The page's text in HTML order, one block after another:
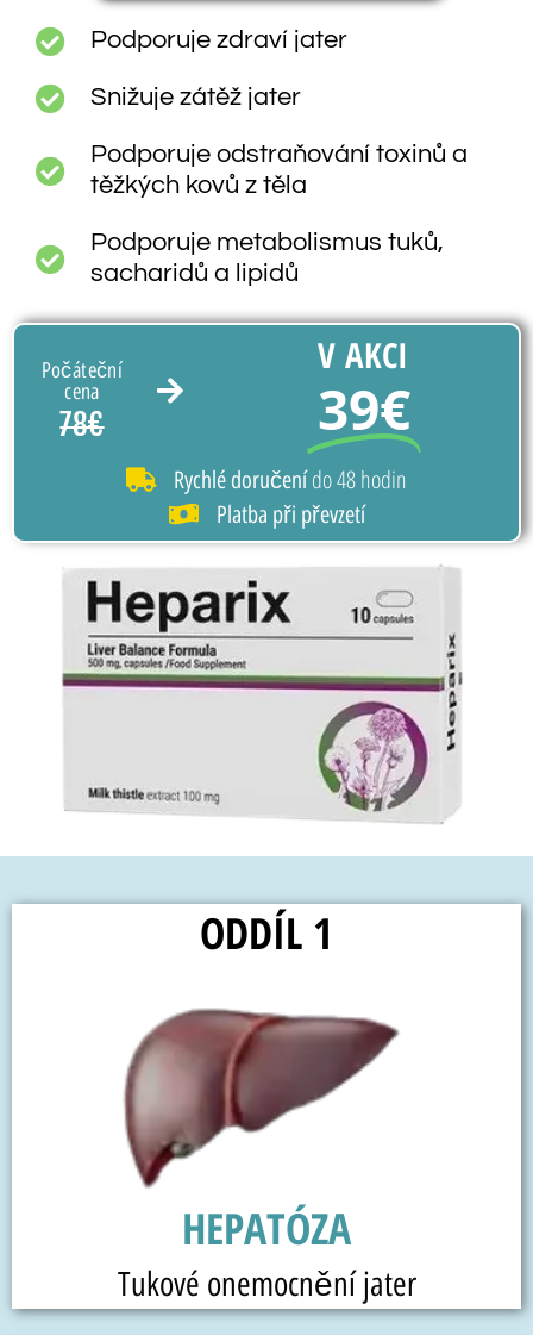
Podporuje zdraví jater
Snižuje zátěž jater
Podporuje odstraňování toxinů a
těžkých kovů z těla
Podporuje metabolismus tuků,
sacharidů a lipidů
Počáteční
cena
78€
V AKCI
39€
Rychlé doručenído 48 hodin
Platba při převzetí
ODDÍL 1
HEPATÓZA
Tukové onemocnění jater